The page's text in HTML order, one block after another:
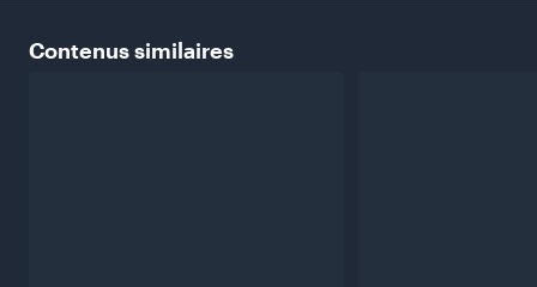
Contenussimilaires